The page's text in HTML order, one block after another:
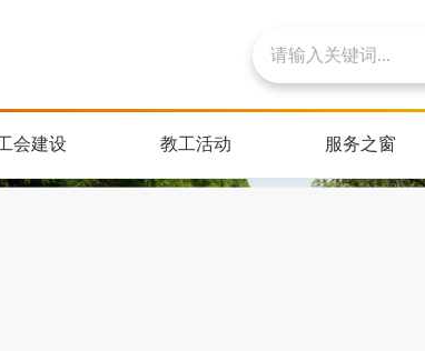
会建设 教工活动 服务之窗